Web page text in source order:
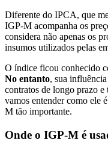
Diferente do IPCA, que
IGP-M acompanha os
considera não apenas os
insumos utilizados pelas
O índice ficou conhecido
No entanto, sua
contratos de longo prazo e
vamos entender como ele
M tão importante.
Onde o IGP-M é